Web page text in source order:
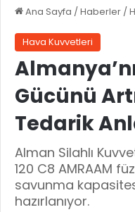
Ana Sayfa /Haberler /
Hava Kuvvetleri
Gücünü
Tedarik
Alman Silahlı
120 C8 AMRAAM
savunma
hazırlanıyor.